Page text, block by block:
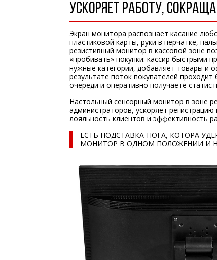
УСКОРЯЕТ РАБОТУ,
Экран монитора распознаёт касание
пластиковой карты, руки в перчатке,
резистивный монитор в кассовой зоне
«пробивать» покупки: кассир быстрыми
нужные категории, добавляет товары и
результате поток покупателей
очереди и оперативно получаете
Настольный сенсорный монитор в зоне
администраторов, ускоряет
лояльность клиентов и эффективность
ЕСТЬ ПОДСТАВКА-НОГА, КОТОРА
МОНИТОР В ОДНОМ ПОЛОЖЕНИИ И